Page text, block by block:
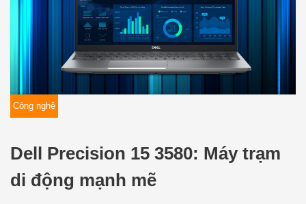
Công nghệ
Dell Precision 15 3580: Máy trạm
di động mạnh mẽ